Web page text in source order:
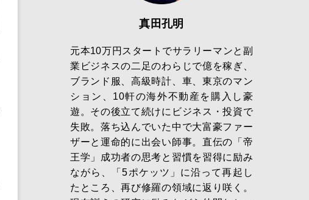
真田孔明
元本10万円スタートでサラリーマンと副
業ビジネスの二足のわらじで億を稼ぎ、
ブランド服、高級時計、車、東京のマン
ション、10軒の海外不動産を購入し豪
遊。その後立て続けにビジネス・投資で
失敗。落ち込んでいた中で大富豪ファー
ザーと運命的に出会い師事。直伝の「帝
王学」成功者の思考と習慣を習得に励み
ながら、「5ポケッツ」に沿って再起し
たところ、再び修羅の領域に返り咲く。